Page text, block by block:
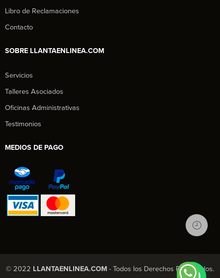
Libro de Reclamaciones
Contacto
SOBRE LLANTAENLINEA.COM
Servicios
Talleres Asociados
Oficinas Administrativas
Testimonios
MEDIOS DE PAGO
© 2022 LLANTAENLINEA.COM - Todos los Derechos Reservados.